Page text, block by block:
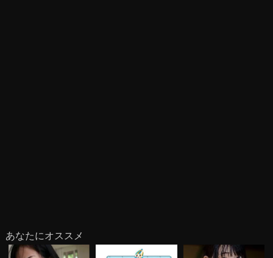
あなたにオススメ